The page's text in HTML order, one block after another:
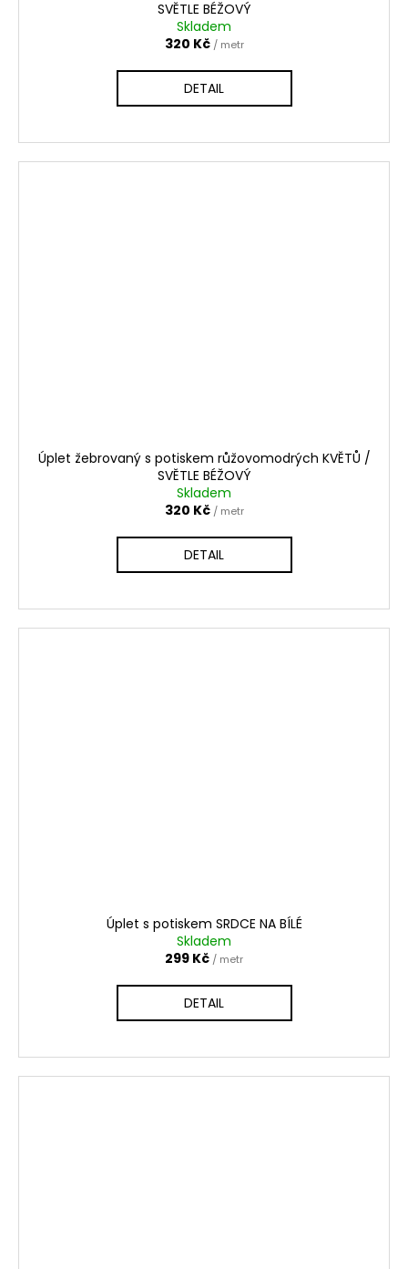
SVĚTLE BÉŽOVÝ
Skladem
320 Kč / metr
DETAIL
Úplet žebrovaný s potiskem růžovomodrých KVĚTŮ /
SVĚTLE BÉŽOVÝ
Skladem
320 Kč / metr
DETAIL
Úplet s potiskem SRDCE NA BÍLÉ
Skladem
299 Kč / metr
DETAIL